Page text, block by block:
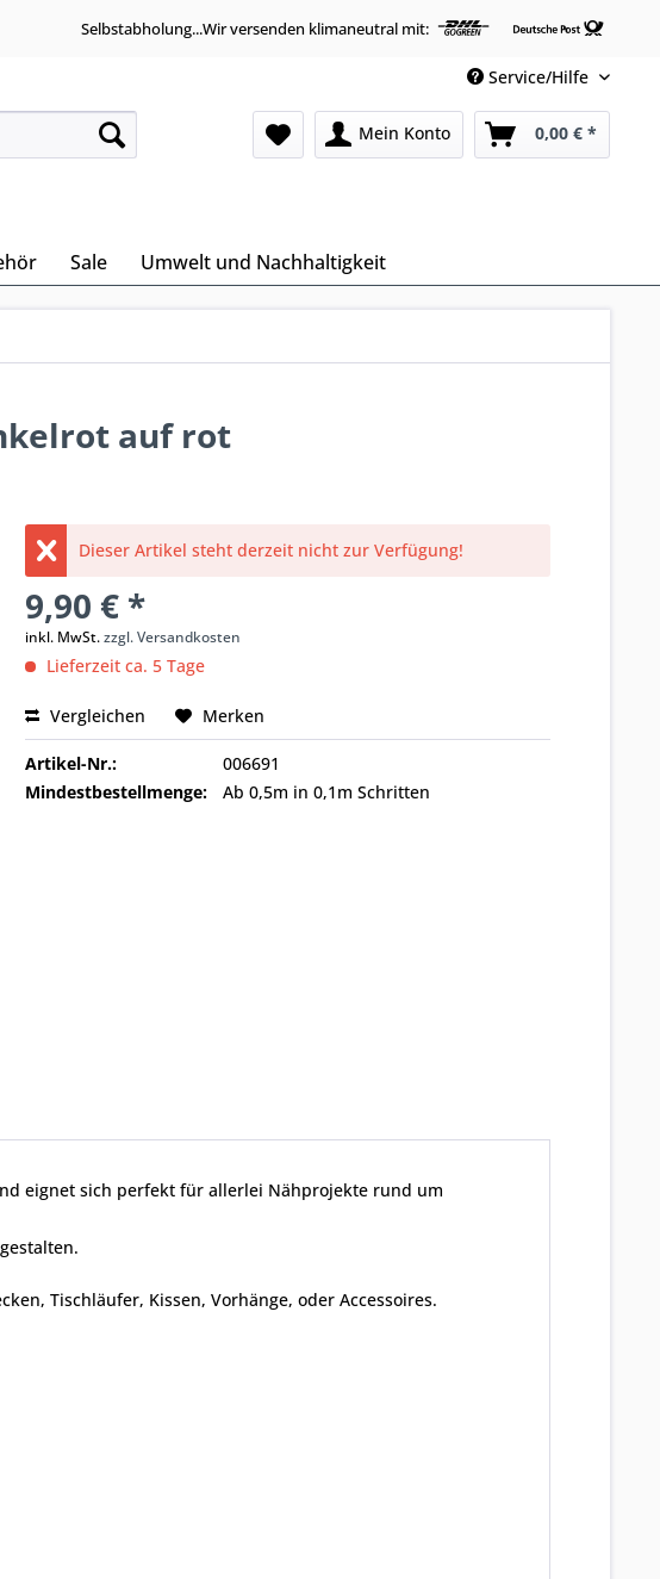
Selbstabholung...Wir versenden klimaneutral mit:
Service/Hilfe
Mein Konto 0,00 € *
Sale Umwelt und Nachhaltigkeit
auf rot
Dieser Artikel steht derzeit nicht zur Verfügung!
9,90 € *
inkl. MwSt.zzgl. Versandkosten
Lieferzeit ca. 5 Tage
Vergleichen Merken
Artikel-Nr.:
006691
Mindestbestellmenge:
Ab 0,5m in 0,1m Schritten
eignet sich perfekt für allerlei Nähprojekte rund um
Tischläufer, Kissen, Vorhänge, oder Accessoires.